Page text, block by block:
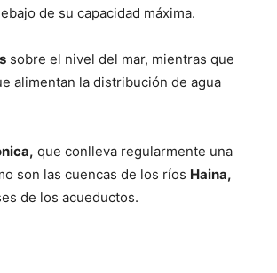
de su capacidad máxima.
sobre el nivel del mar, mientras que
alimentan la distribución de agua
que conlleva regularmente una
son las cuencas de los ríos Haina,
de los acueductos.